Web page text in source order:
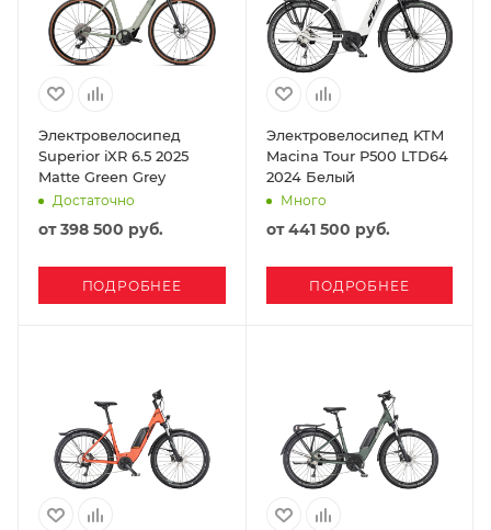
Электровелосипед
Superior iXR 6.5 2025
Matte Green Grey
Достаточно
от398 500 руб.
ПОДРОБНЕЕ
Электровелосипед KTM
Macina Tour P500 LTD64
2024 Белый
Много
от441 500 руб.
ПОДРОБНЕЕ